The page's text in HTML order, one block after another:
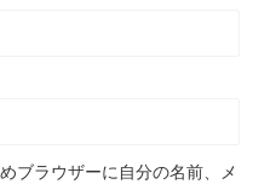
ブラウザーに自分の名前、メ